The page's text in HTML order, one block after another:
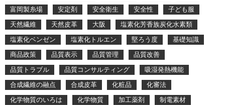
富岡製糸場
安定剤 安全衛生 安全性
子ども服
天然繊維
天然皮革 大阪
塩素化芳香族炭化水素類
塩素化ベンゼン
塩素化トルエン 堅ろう度
基礎知識
商品政策
品質表示 品質管理
品質改善
品質トラブル
品質コンサルティング
吸湿発熱機能
合成繊維の融点
合成皮革 化粧品
化審法
化学物質のいろは
化学物質 加工薬剤
制電素材